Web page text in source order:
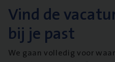
Vind de
bij je past
We gaan volledig voor